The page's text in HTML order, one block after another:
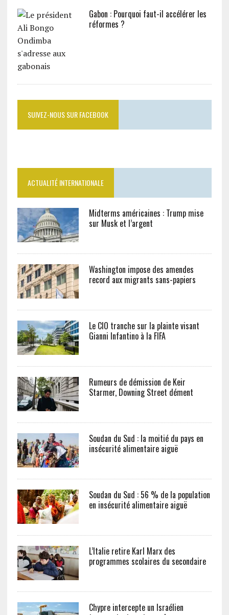
Gabon : Pourquoi faut-il accélérer les
réformes ?
SUIVEZ-NOUS SUR FACEBOOK
ACTUALITÉ INTERNATIONALE
Midterms américaines : Trump mise
sur Musk et l’argent
Washington impose des amendes
record aux migrants sans-papiers
Le CIO tranche sur la plainte visant
Gianni Infantino à la FIFA
Rumeurs de démission de Keir
Starmer, Downing Street dément
Soudan du Sud : la moitié du pays en
insécurité alimentaire aiguë
Soudan du Sud : 56 % de la population
en insécurité alimentaire aiguë
L’Italie retire Karl Marx des
programmes scolaires du secondaire
Chypre intercepte un Israélien